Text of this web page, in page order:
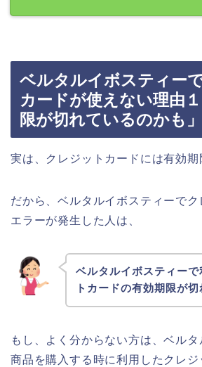
ベルタルイボスティー
カードが使えない理由
限が切れているのかも」
実は、クレジットカードには有効期
だから、ベルタルイボスティーで
エラーが発生した人は、
ベルタルイボスティーで
トカードの有効期限が
もし、よく分からない方は、ベル
商品を購入する時に利用したクレ